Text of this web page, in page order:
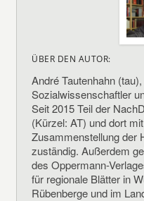
ÜBER DEN AUTOR:
André Tautenhahn
Sozialwissenschaftler
Seit 2015 Teil der
(Kürzel: AT) und dort
Zusammenstellung der
zuständig. Außerdem
des Oppermann-
für regionale Blätter in
Rübenberge und im